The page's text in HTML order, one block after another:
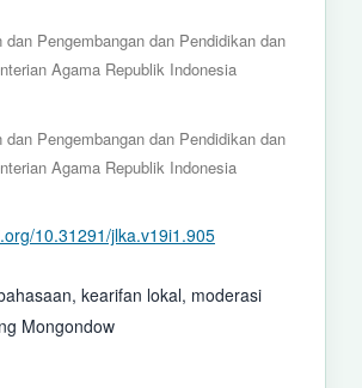
dan Pengembangan dan Pendidikan dan
Agama Republik Indonesia
dan Pengembangan dan Pendidikan dan
Agama Republik Indonesia
10.31291/jlka.v19i1.905
kearifan lokal, moderasi
Mongondow